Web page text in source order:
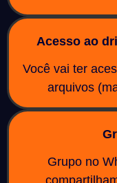
Acesso ao
Você vai ter
arquivos
Grupo no